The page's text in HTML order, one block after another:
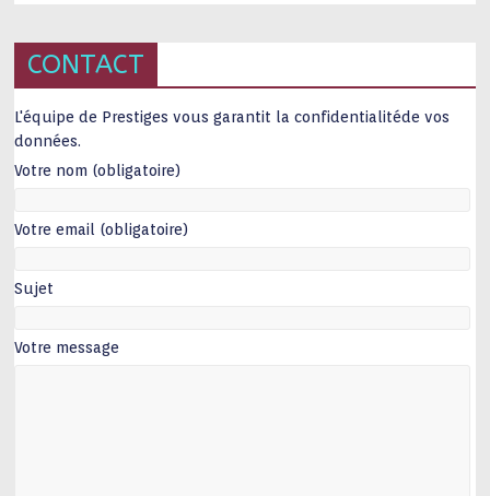
CONTACT
L'équipe de Prestiges vous garantit la confidentialitéde vos
données.
Votre nom (obligatoire)
Votre email (obligatoire)
Sujet
Votre message